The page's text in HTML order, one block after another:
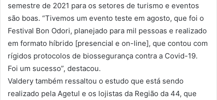
semestre de 2021 para os setores de turismo e eventos
são boas. “Tivemos um evento teste em agosto, que foi o
Festival Bon Odori, planejado para mil pessoas e realizado
em formato híbrido [presencial e on-line], que contou com
rígidos protocolos de biossegurança contra a Covid-19.
Foi um sucesso”, destacou.
Valdery também ressaltou o estudo que está sendo
realizado pela Agetul e os lojistas da Região da 44, que